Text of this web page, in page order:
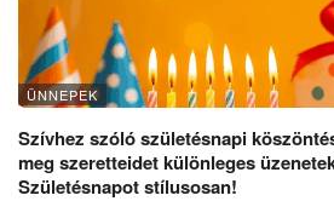
ÜNNEPEK
Szívhez szóló születésnapi
meg szeretteidet különleges
Születésnapot stílusosan!